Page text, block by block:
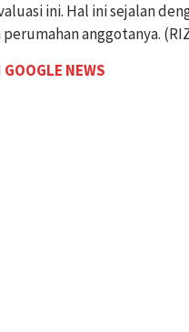
ini. Hal ini sejalan
anggotanya.
GOOGLE NEWS